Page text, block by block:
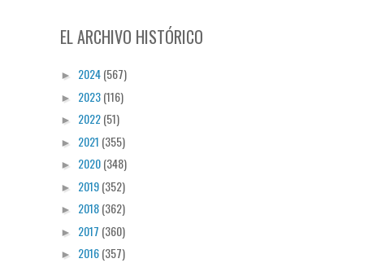
EL ARCHIVO HISTÓRICO
► 2024(567)
► 2023(116)
► 2022(51)
► 2021 (355)
► 2020(348)
► 2019(352)
► 2018(362)
► 2017 (360)
► 2016(357)